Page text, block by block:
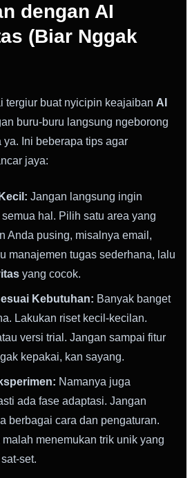
dengan AI
(Biar Nggak
tergiur buat nyicipin keajaiban AI
buru-buru langsung ngeborong
ya. Ini beberapa tips agar
jaya:
Jangan langsung ingin
hal. Pilih satu area yang
Anda pusing, misalnya email,
manajemen tugas sederhana, lalu
yang cocok.
Kebutuhan: Banyak banget
Lakukan riset kecil-kecilan.
versi trial. Jangan sampai fitur
kepakai, kan sayang.
Namanya juga
ada fase adaptasi. Jangan
berbagai cara dan pengaturan.
menemukan trik unik yang
set.